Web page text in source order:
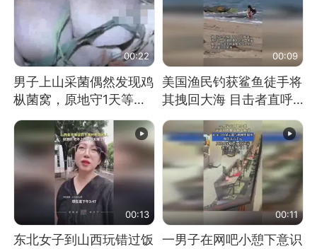
00:22
男子上山采菌偶然发现鸡
枞菌窝，原地守1天等它
长大：挖了140多朵
00:09
美国渔民钓获鲨鱼徒手将
其拽回大海 目击者直呼
震惊 （视频来源：参考
消息）
00:13
东北女子到山西玩错过饭
00:11
一男子在网吧小憩下意识